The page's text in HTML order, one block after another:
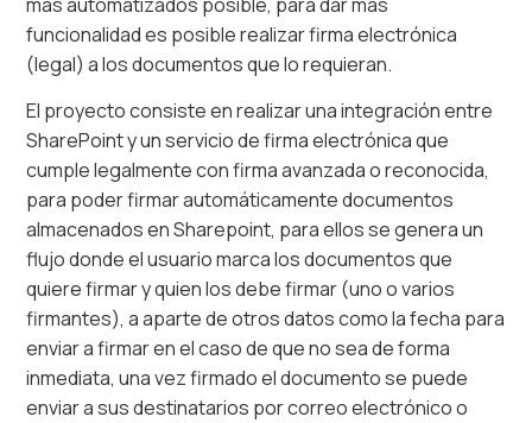
funcionalidad es posible realizar firma electrónica
(legal) a los documentos que lo requieran.
El proyecto consiste en realizar una integración entre
SharePoint y un servicio de firma electrónica que
cumple legalmente con firma avanzada o reconocida,
para poder firmar automáticamente documentos
almacenados en Sharepoint, para ellos se genera un
flujo donde el usuario marca los documentos que
quiere firmar y quien los debe firmar (uno o varios
firmantes), a aparte de otros datos como la fecha para
enviar a firmar en el caso de que no sea de forma
inmediata, una vez firmado el documento se puede
enviar a sus destinatarios por correo electrónico o